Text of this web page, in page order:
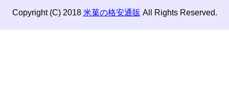
Copyright (C) 2018 米菓の格安通販 All Rights Reserved.